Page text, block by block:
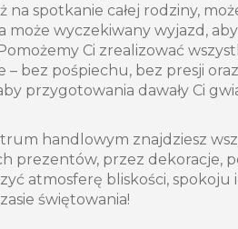
na spotkanie całej rodziny,
może wyczekiwany wyjazd,
Ci zrealizować
– bez pośpiechu, bez presji
przygotowania dawały Ci
handlowym znajdziesz
prezentów, przez dekoracje,
atmosferę bliskości,
świętowania!